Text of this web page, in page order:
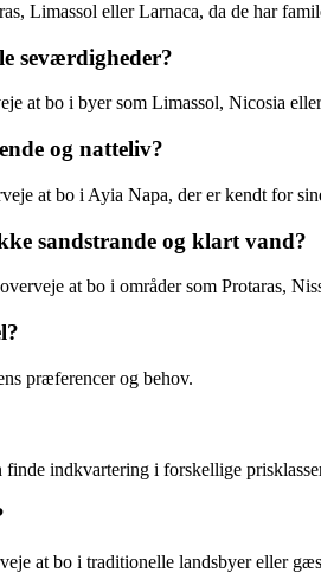
Limassol eller Larnaca, da de har
seværdigheder?
at bo i byer som Limassol, Nicosia
og natteliv?
at bo i Ayia Napa, der er kendt for
sandstrande og klart vand?
at bo i områder som Protaras,
præferencer og behov.
indkvartering i forskellige
at bo i traditionelle landsbyer eller